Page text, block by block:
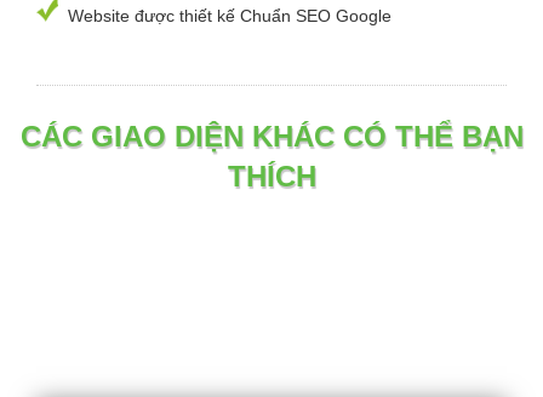
Website được thiết kế Chuẩn SEO Google
CÁC GIAO DIỆN KHÁC CÓ THỂ BẠN
THÍCH